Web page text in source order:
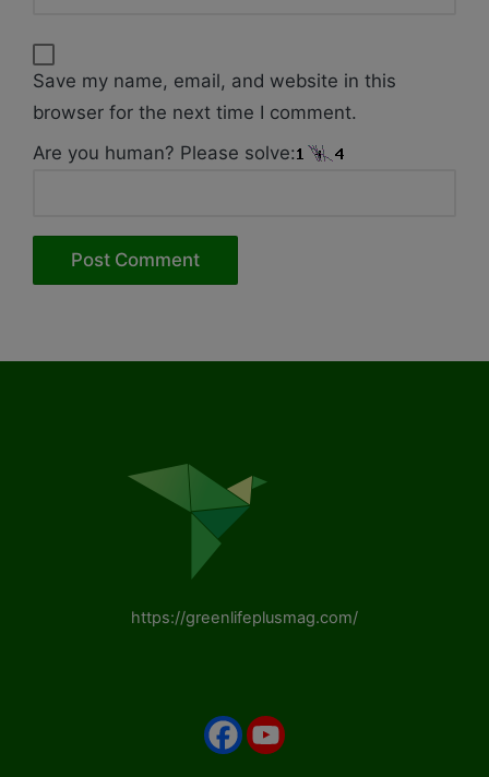
Save my name, email, and website in this
browser for the next time I comment.
Are you human? Please solve:
https://greenlifeplusmag.com/